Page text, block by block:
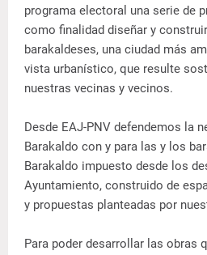
programa electoral una serie de
como finalidad diseñar y
barakaldeses, una ciudad más
vista urbanístico, que resulte
nuestras vecinas y vecinos.
Desde EAJ-PNV defendemos la
Barakaldo con y para las y los
Barakaldo impuesto desde los
Ayuntamiento, construido de
y propuestas planteadas por
Para poder desarrollar las obras